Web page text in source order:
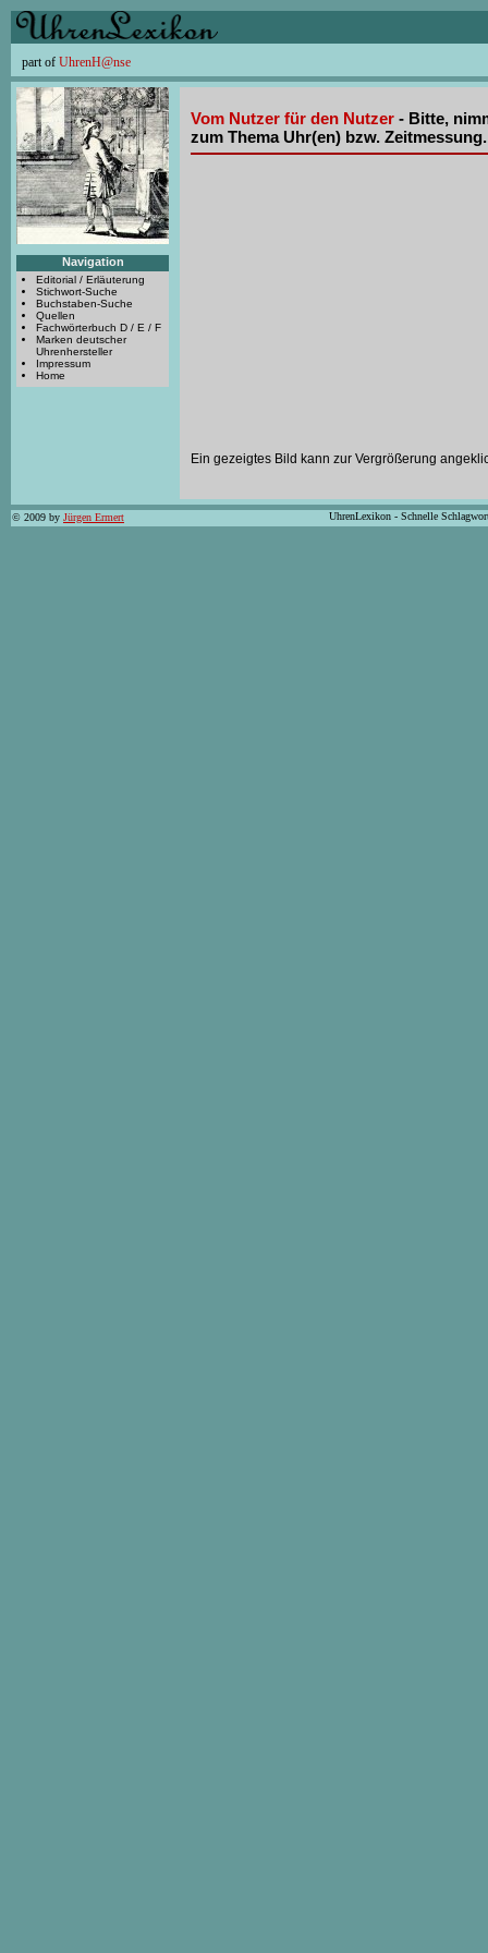
part of UhrenH@nse
Navigation
Editorial / Erläuterung
Stichwort-Suche
Buchstaben-Suche
Quellen
Fachwörterbuch D / E / F
Marken deutscher
Uhrenhersteller
Impressum
Home
Vom Nutzer für den Nutzer - Bitte,
zum Thema Uhr(en) bzw. Zeitmessung.
Ein gezeigtes Bild kann zur Vergrößerung
© 2009 by Jürgen Ermert UhrenLexikon - Schnelle